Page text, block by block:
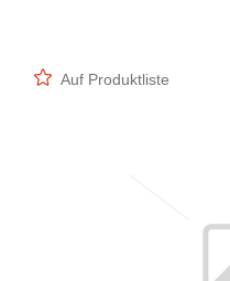
Auf Produktliste